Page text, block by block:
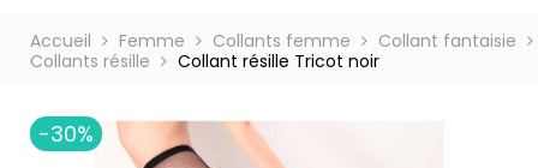
Accueil Femme Collants femme
Collant fantaisie
Collants résille
Collant résille Tricot noir
-30%